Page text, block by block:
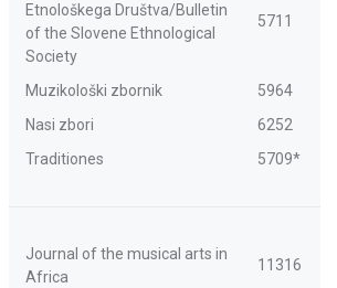
Etnološkega Društva/Bulletin
of the Slovene Ethnological
Society
5711
Muzikološki zbornik
5964
Nasi zbori
6252
Traditiones
5709*
Journal of the musical arts in
Africa
11316